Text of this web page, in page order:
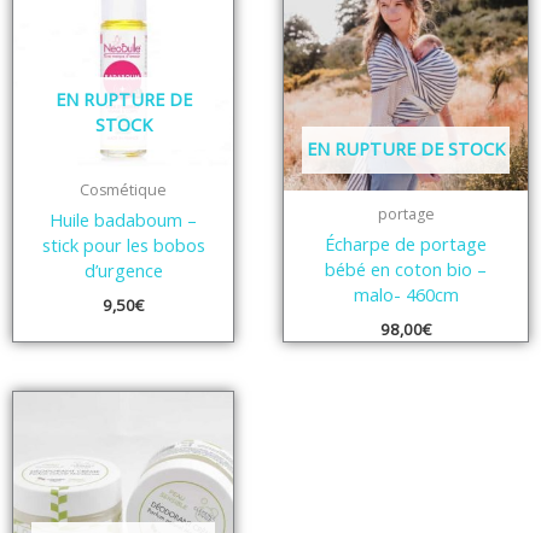
EN RUPTURE DE
STOCK
Cosmétique
Huile badaboum –
stick pour les bobos
d’urgence
9,50€
EN RUPTURE DE STOCK
portage
Écharpe de portage
bébé en coton bio –
malo- 460cm
98,00€